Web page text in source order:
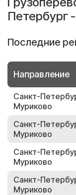
Петербург
Последние
Направление
Санкт-
Муриково
Санкт-
Муриково
Санкт-
Муриково
Санкт-
Муриково